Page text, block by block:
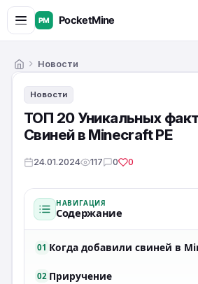
ГлавнаяНовости
Новости
ТОП 20 Уникальных
Свиней в Minecraft PE
24.01.2024 117 0 0
НАВИГАЦИЯ
Содержание
01 Когда добавили свиней в
02 Приручение